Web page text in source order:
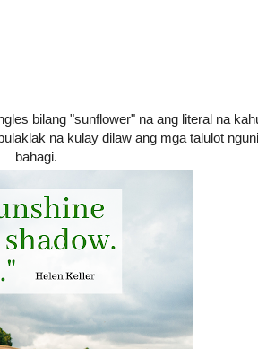
bilang "sunflower" na ang literal na
na kulay dilaw ang mga talulot
bahagi.